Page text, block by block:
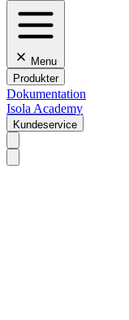
Menu
Produkter
Dokumentation
Isola Academy
Kundeservice